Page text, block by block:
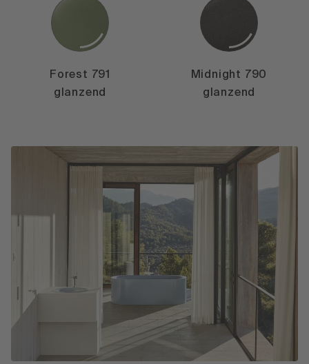
Forest 791
glanzend
Midnight 790
glanzend